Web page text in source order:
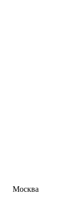
Москва